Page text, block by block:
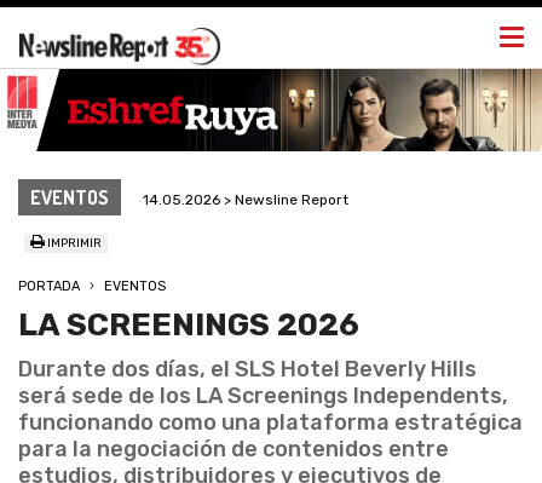
EVENTOS 14.05.2026 > Newsline Report
IMPRIMIR
PORTADA EVENTOS
LA SCREENINGS 2026
Durante dos días, el SLS Hotel Beverly Hills
será sede de los LA Screenings Independents,
funcionando como una plataforma estratégica
para la negociación de contenidos entre
estudios, distribuidores y ejecutivos de